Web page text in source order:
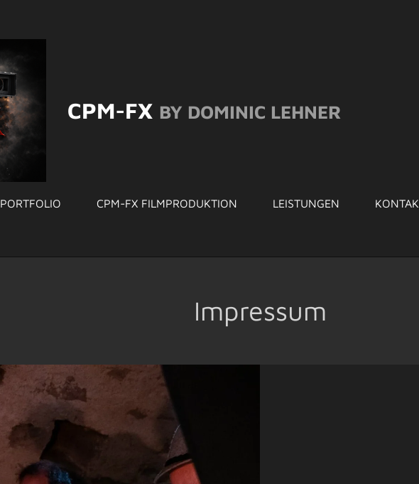
CPM-FX BY DOMINIC LEHNER
PORTFOLIO CPM-FX FILMPRODUKTION LEISTUNGEN
Impressum